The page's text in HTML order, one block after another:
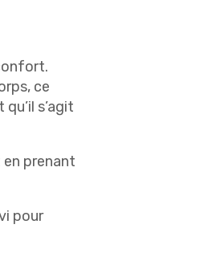
ce
s’agit
prenant
pour